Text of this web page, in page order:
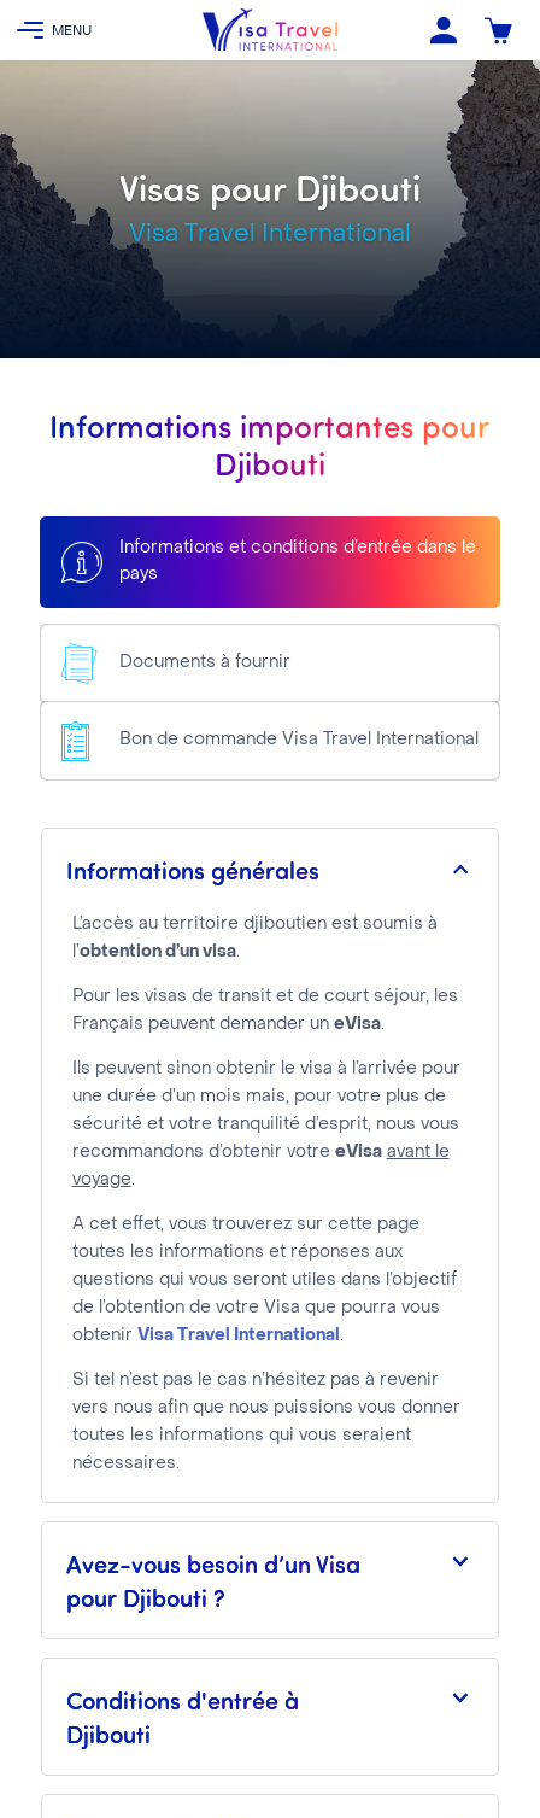
Visas pour Djibouti
Visa Travel International
Informations importantes pour
Djibouti
Informations et conditions d’entrée dans le
pays
Documents à fournir
Bon de commande Visa Travel International
Informations générales
L’accès au territoire djiboutien est soumis à
l’obtention d’un visa.
Pour les visas de transit et de court séjour, les
Français peuvent demander un eVisa.
Ils peuvent sinon obtenir le visa à l’arrivée pour
une durée d’un mois mais, pour votre plus de
sécurité et votre tranquilité d’esprit, nous vous
recommandons d’obtenir votre eVisa avant le
voyage.
A cet effet, vous trouverez sur cette page
toutes les informations et réponses aux
questions qui vous seront utiles dans l’objectif
de l’obtention de votre Visa que pourra vous
obtenir Visa Travel International .
Si tel n’est pas le cas n’hésitez pas à revenir
vers nous afin que nous puissions vous donner
toutes les informations qui vous seraient
nécessaires.
Avez-vous besoin d’un Visa
pour Djibouti ?
Conditions d'entrée à
Djibouti